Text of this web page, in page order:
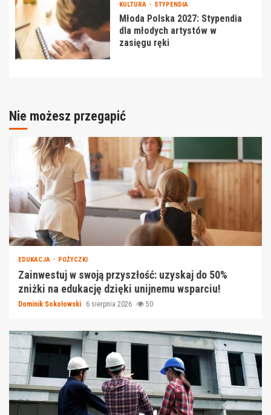
KULTURA STYPENDIA
Młoda Polska 2027: Stypendia
dla młodych artystów w
zasięgu ręki
Nie możesz przegapić
EDUKACJA POŻYCZKI
Zainwestuj w swoją przyszłość: uzyskaj do 50%
zniżki na edukację dzięki unijnemu wsparciu!
Dominik Sokołowski 6 sierpnia 2026 50